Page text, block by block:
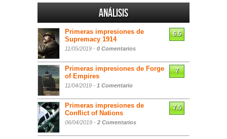
Análisis
Primeras impresiones de
Supremacy 1914
11/05/2019 - 0 Comentarios
6.5
Primeras impresiones de Forge
of Empires
11/04/2019 - 1 Comentario
7
Primeras impresiones de
Conflict of Nations
06/04/2019 - 2 Comentarios
7.5